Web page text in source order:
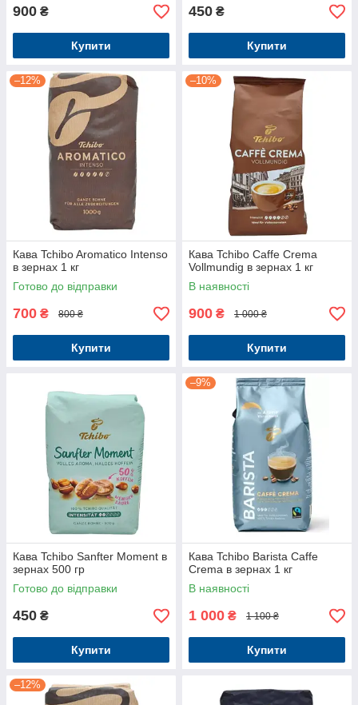
900 ₴
Купити
450 ₴
Купити
–12%
Кава Tchibo Aromatico Intenso
в зернах 1 кг
Готово до відправки
700 ₴ 800 ₴
Купити
–10%
Кава Tchibo Caffe Crema
Vollmundig в зернах 1 кг
В наявності
900 ₴ 1 000 ₴
Купити
Кава Tchibo Sanfter Moment в
зернах 500 гр
Готово до відправки
450 ₴
Купити
–9%
Кава Tchibo Barista Caffe
Crema в зернах 1 кг
В наявності
1 000 ₴ 1 100 ₴
Купити
–12%